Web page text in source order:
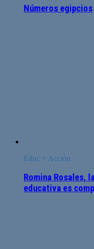
Números egipcios
Educ + Acción
Romina Rosales,
educativa es